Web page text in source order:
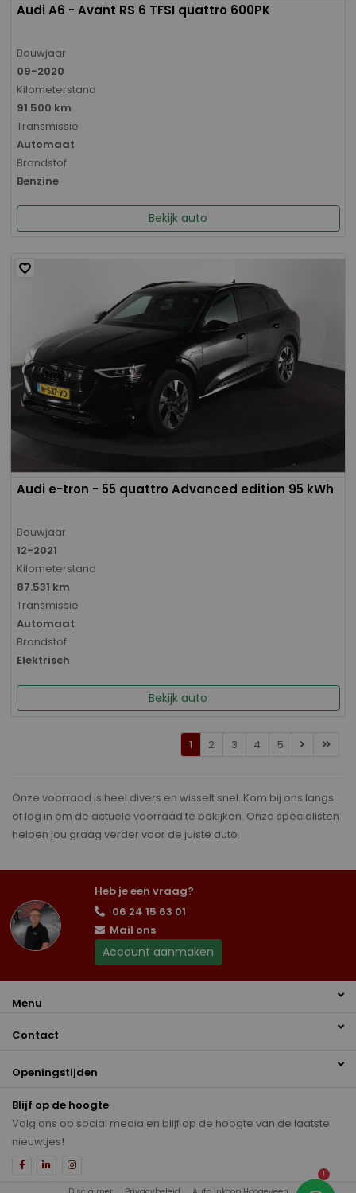
Audi A6 - Avant RS 6 TFSI quattro 600PK
Bouwjaar
09-2020
Kilometerstand
91.500 km
Transmissie
Automaat
Brandstof
Benzine
Bekijk auto
Audi e-tron - 55 quattro Advanced edition 95 kWh
Bouwjaar
12-2021
Kilometerstand
87.531 km
Transmissie
Automaat
Brandstof
Elektrisch
Bekijk auto
1 2 3 4 5
Onze voorraad is heel divers en wisselt snel. Kom bij ons langs
of log in om de actuele voorraad te bekijken. Onze specialisten
helpen jou graag verder voor de juiste auto.
Heb je een vraag?
06 24 15 63 01
Mail ons
Account aanmaken
Menu
Contact
Openingstijden
Blijf op de hoogte
Volg ons op social media en blijf op de hoogte van de laatste
nieuwtjes!
1